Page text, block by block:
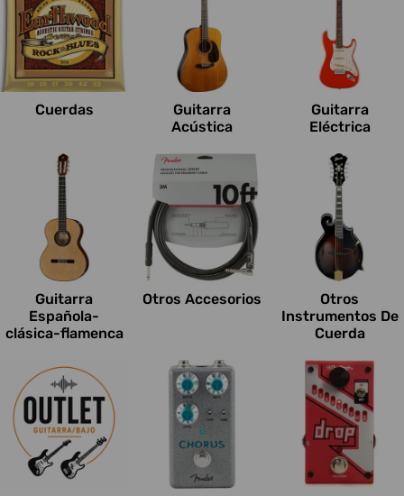
Cuerdas
Guitarra
Acústica
Guitarra
Eléctrica
Guitarra
Española-
clásica-flamenca
Otros Accesorios
Otros
Instrumentos De
Cuerda